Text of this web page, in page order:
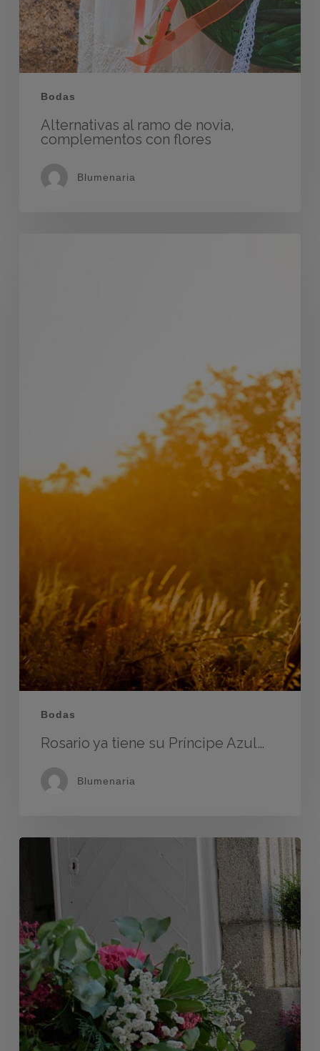
Bodas
Alternativas al ramo de novia,
complementos con flores
Blumenaria
Bodas
Rosario ya tiene su Príncipe Azul…
Blumenaria